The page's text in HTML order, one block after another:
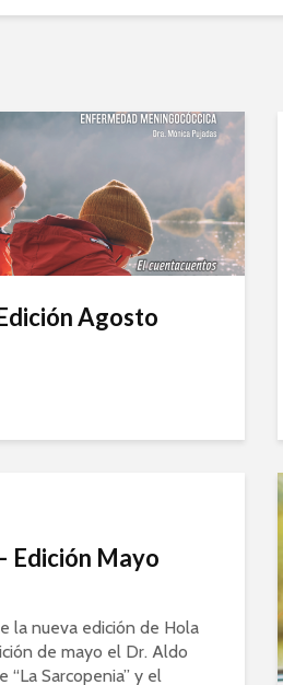
Agosto
Edición Mayo
la nueva edición de Hola
de mayo el Dr. Aldo
“La Sarcopenia” y el